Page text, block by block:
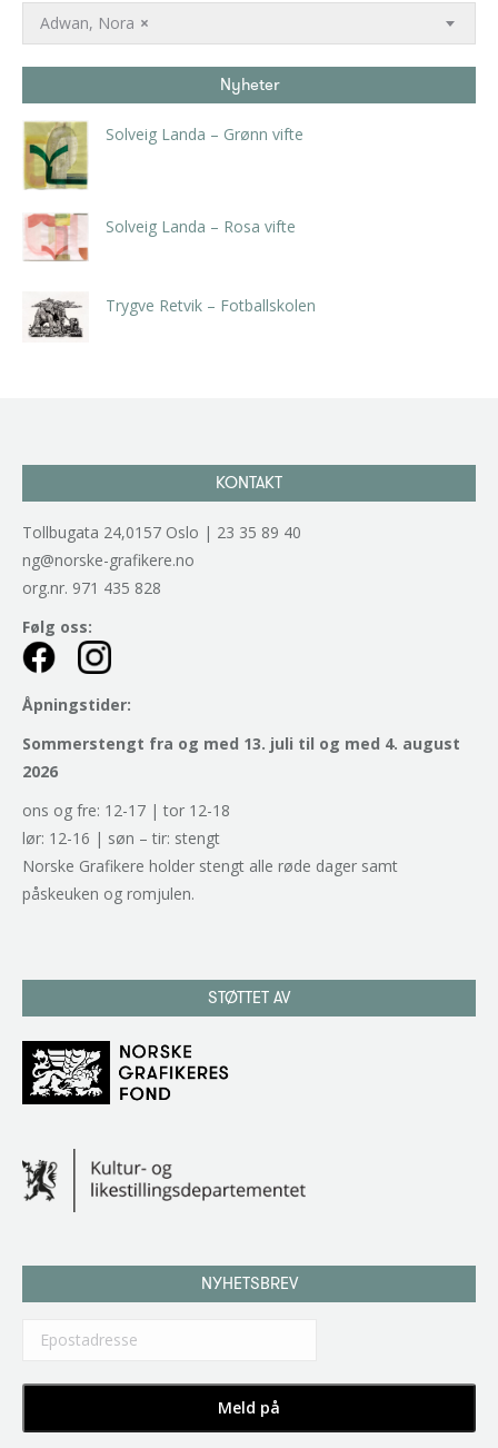
×
Adwan, Nora
Nyheter
Solveig Landa – Grønn vifte
Solveig Landa – Rosa vifte
Trygve Retvik – Fotballskolen
KONTAKT
Tollbugata 24,0157 Oslo | 23 35 89 40
ng@norske-grafikere.no
org.nr. 971 435 828
Følg oss:
Åpningstider:
Sommerstengt fra og med 13. juli til og med 4. august
2026
ons og fre: 12-17 | tor 12-18
lør: 12-16 | søn – tir: stengt
Norske Grafikere holder stengt alle røde dager samt
påskeuken og romjulen.
STØTTET AV
NYHETSBREV